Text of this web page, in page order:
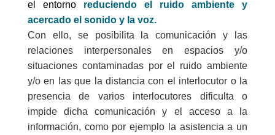
el entorno
reduciendo el ruido ambiente y
acercado el sonido y la voz.
Con ello, se posibilita la comunicación y las
relaciones interpersonales en espacios y/o
situaciones contaminadas por el ruido ambiente
y/o en las que la distancia con el interlocutor o la
presencia de varios interlocutores dificulta o
impide dicha comunicación y el acceso a la
información, como por ejemplo la asistencia a un